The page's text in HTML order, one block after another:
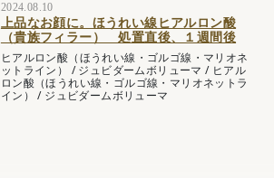
2024.08.10
上品なお顔に。ほうれい線ヒアルロン酸
（貴族フィラー） 処置直後、１週間後
ヒアルロン酸（ほうれい線・ゴルゴ線・マリオネ
ットライン）
/ジュビダームボリューマ / ヒアル
ロン酸（ほうれい線・ゴルゴ線・マリオネットラ
イン） / ジュビダームボリューマ